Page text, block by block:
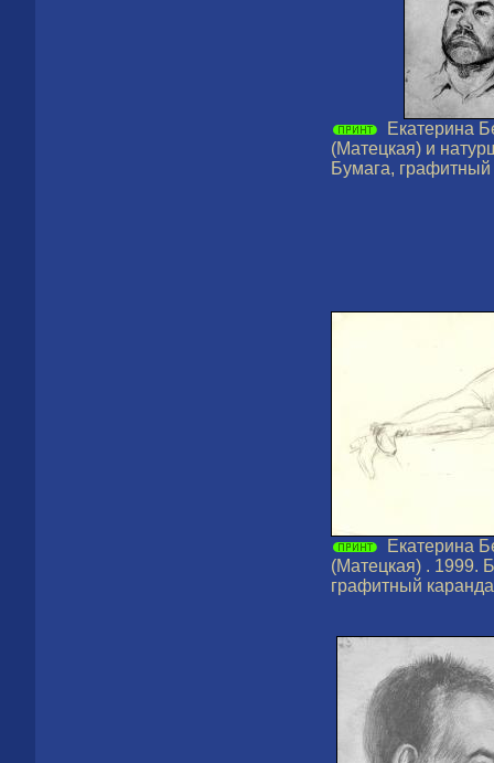
Екатерина
(Матецкая) и
Бумага, графитный
Екатерина
(Матецкая) . 1999.
графитный